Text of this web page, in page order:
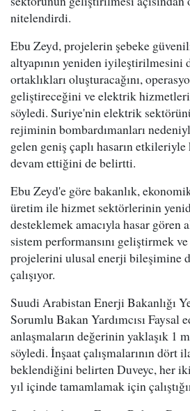
nitelendirdi.
Ebu Zeyd, projelerin şebeke
altyapının yeniden iyileştirilmesini
ortaklıkları oluşturacağını,
geliştireceğini ve elektrik
söyledi. Suriye'nin elektrik
rejiminin bombardımanları
gelen geniş çaplı hasarın etkileriyle
devam ettiğini de belirtti.
Ebu Zeyd'e göre bakanlık,
üretim ile hizmet sektörlerinin
desteklemek amacıyla hasar gören
sistem performansını geliştirmek
projelerini ulusal enerji bileşimine
çalışıyor.
Suudi Arabistan Enerji Bakanlığı
Sorumlu Bakan Yardımcısı Faysal
anlaşmaların değerinin yaklaşık 1
söyledi. İnşaat çalışmalarının dört
beklendiğini belirten Duveyc, her
yıl içinde tamamlamak için